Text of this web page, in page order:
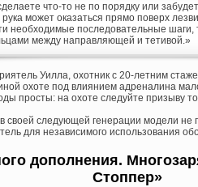
что-то не по порядку или
может оказаться прямо поверх
необходимые последовательные
между направляющей и тетивой.»
Уилла, охотник с 20-летним
охоте под влиянием адреналина
просты: на охоте следуйте призыву
своей следующей генерации модели
для независимого использования
дополнения.
Стоппер»